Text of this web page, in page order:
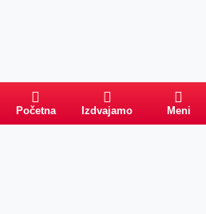
Početna Izdvajamo Meni